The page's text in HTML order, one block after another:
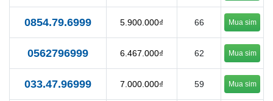
0854.79.6999 5.900.000₫ 66 Mua sim
0562796999 6.467.000₫ 62 Mua sim
033.47.96999 7.000.000₫ 59 Mua sim